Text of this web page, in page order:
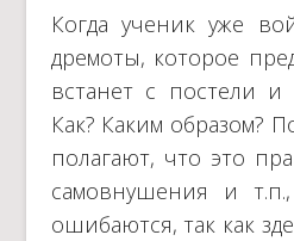
Когда ученик уже
дремоты, которое
встанет с постели и
Как? Каким образом?
полагают, что это
самовнушения и
ошибаются, так как